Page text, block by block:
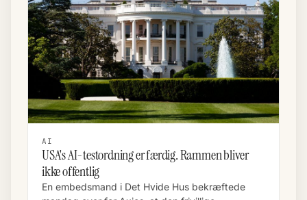
AI
USA's AI-testordning er færdig. Rammen bliver
ikke offentlig
En embedsmand i Det Hvide Hus bekræftede